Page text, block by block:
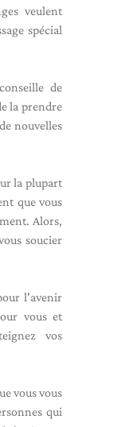
veulent
spécial
de
la prendre
nouvelles
la plupart
que vous
Alors,
soucier
l'avenir
vous et
vos
vous vous
qui